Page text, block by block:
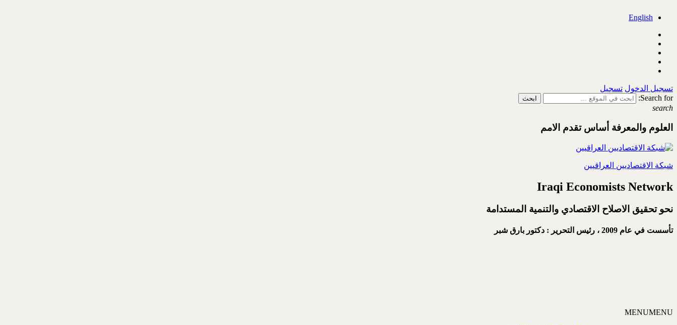
English
تسجيل الدخول تسجيل
Search for:
search
العلوم والمعرفة أساس تقدم الامم
شبكة الاقتصاديين العراقيين
Iraqi Economists Network
نحو تحقيق الاصلاح الاقتصادي والتنمية المستدامة
تأسست في عام 2009 ، رئيس التحرير : دكتور بارق شبر
MENUMENU